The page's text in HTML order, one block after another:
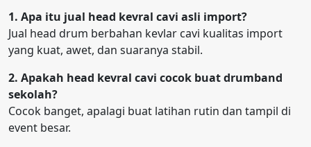
1. Apa itu jual head kevral cavi asli import?
Jual head drum berbahan kevlar cavi kualitas import
yang kuat, awet, dan suaranya stabil.
2. Apakah head kevral cavi cocok buat drumband
sekolah?
Cocok banget, apalagi buat latihan rutin dan tampil di
event besar.